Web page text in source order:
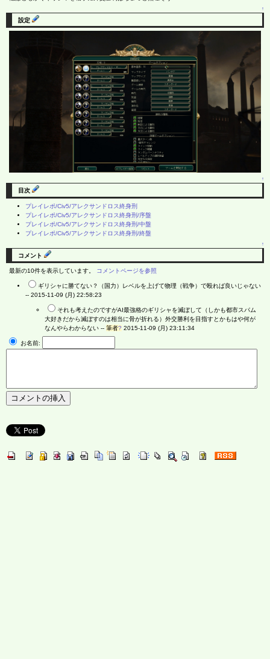
↑
設定
↑
目次
プレイレポ/Civ5/アレクサンドロス終身刑
プレイレポ/Civ5/アレクサンドロス終身刑/序盤
プレイレポ/Civ5/アレクサンドロス終身刑/中盤
プレイレポ/Civ5/アレクサンドロス終身刑/終盤
↑
コメント
最新の10件を表示しています。 コメントページを参照
ギリシャに勝てない？（国力）レベルを上げて物理（戦争）で殴れば良いじゃない
-- 2015-11-09 (月) 22:58:23
それも考えたのですがAI最強格のギリシャを滅ぼして（しかも都市スパム
大好きだから滅ぼすのは相当に骨が折れる）外交勝利を目指すとかもはや何が
なんやらわからない -- 筆者? 2015-11-09 (月) 23:11:34
お名前: